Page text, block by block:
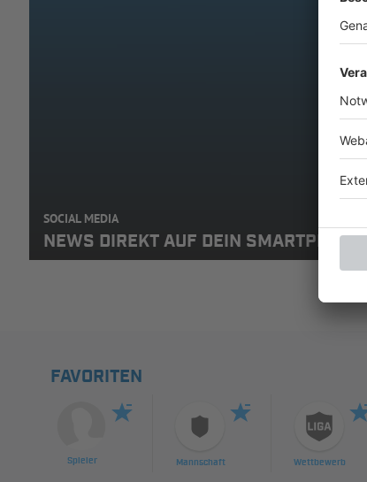
SOCIAL MEDIA
NEWS DIREKT AUF DEIN
FAVORITEN
Spieler Mannschaft Wettbewerb